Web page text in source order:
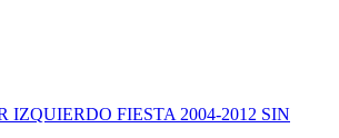
IZQUIERDO FIESTA 2004-2012 SIN